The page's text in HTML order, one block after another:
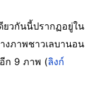
ยวกันนี้ปรากฏอยู่ใน
ภาพชาวเลบานอน
ก 9 ภาพ (ลิงก์